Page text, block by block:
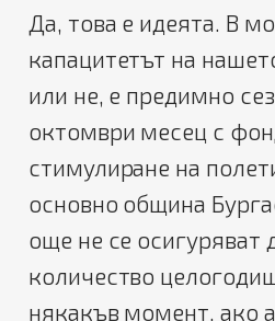
Да, това е идеята. В
капацитетът на
или не, е предимно
октомври месец с
стимулиране на
основно община
още не се осигуряват
количество
някакъв момент, ако